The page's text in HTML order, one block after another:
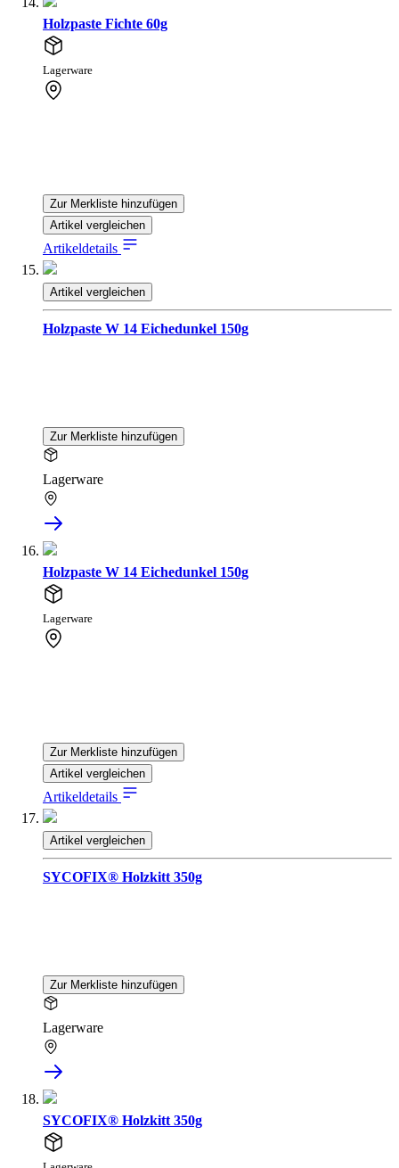
Holzpaste Fichte 60g
Lagerware
Zur Merkliste hinzufügen
Artikel vergleichen
Artikeldetails
Artikel vergleichen
Holzpaste W 14 Eichedunkel 150g
Zur Merkliste hinzufügen
Lagerware
Holzpaste W 14 Eichedunkel 150g
Lagerware
Zur Merkliste hinzufügen
Artikel vergleichen
Artikeldetails
Artikel vergleichen
SYCOFIX® Holzkitt 350g
Zur Merkliste hinzufügen
Lagerware
SYCOFIX® Holzkitt 350g